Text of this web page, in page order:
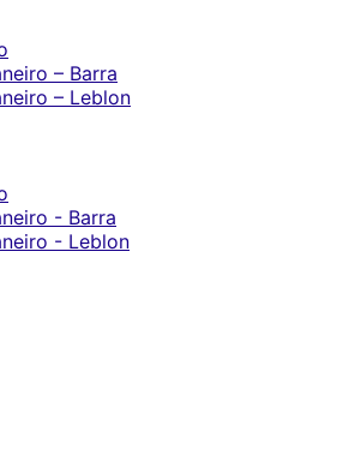
– Barra
– Leblon
- Barra
- Leblon